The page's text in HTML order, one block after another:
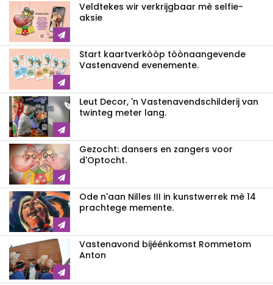
Veldtekes wir verkrijgbaar mè selfie-
aksie
Start kaartverkòòp tòònaangevende
Vastenavend evenemente.
Leut Decor, 'n Vastenavendschilderij van
twinteg meter lang.
Gezocht: dansers en zangers voor
d'Optocht.
Ode n'aan Nilles III in kunstwerrek mè 14
prachtege memente.
Vastenavond bijéénkomst Rommetom
Anton